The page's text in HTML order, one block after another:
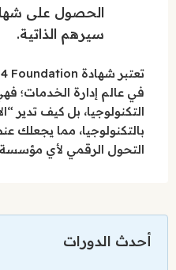
الحصول على
سيرهم الذاتية.
في عالم إدارة الخدمات؛
التكنولوجيا، بل كيف تدير
بالتكنولوجيا، مما يجعلك
التحول الرقمي لأي مؤسسة في
أحدث الدورات